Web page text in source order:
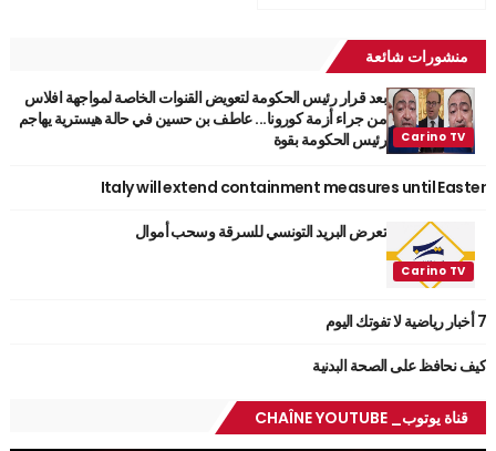
منشورات شائعة
بعد قرار رئيس الحكومة لتعويض القنوات الخاصة لمواجهة افلاس
من جراء أزمة كورونا... عاطف بن حسين في حالة هيسترية يهاجم
رئيس الحكومة بقوة
Italy will extend containment measures until Easter
تعرض البريد التونسي للسرقة وسحب أموال
7 أخبار رياضية لا تفوتك اليوم
كيف نحافظ على الصحة البدنية
قناة يوتوب_ CHAÎNE YOUTUBE